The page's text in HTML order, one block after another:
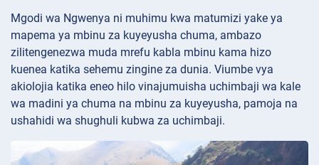
Mgodi wa Ngwenya ni muhimu kwa matumizi yake ya
mapema ya mbinu za kuyeyusha chuma, ambazo
zilitengenezwa muda mrefu kabla mbinu kama hizo
kuenea katika sehemu zingine za dunia. Viumbe vya
akiolojia katika eneo hilo vinajumuisha uchimbaji wa kale
wa madini ya chuma na mbinu za kuyeyusha, pamoja na
ushahidi wa shughuli kubwa za uchimbaji.